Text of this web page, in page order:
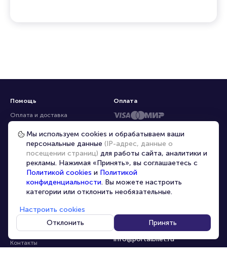
Помощь
Оплата и доставка
Частые вопросы
Перепродажа билетов
Организаторам
Корпоративным клиентам
VIP-билеты
Персональные данные
О компании
Контакты
8-800-500-42-62
8-499-226-15-14
info@portalbilet.ru
С 10:00 до 21:00,
Оплата
Мы используем cookies и обрабатываем ваши
персональные данные (IP-адрес, данные о
посещении страниц) для работы сайта, аналитики и
рекламы. Нажимая «Принять», вы соглашаетесь с
Политикой cookies и Политикой
конфиденциальности. Вы можете настроить
категории или отклонить необязательные.
Настроить cookies
Отклонить
Принять